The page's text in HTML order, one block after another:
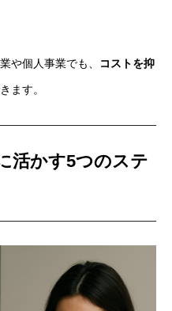
や個人事業でも、 コストを抑
ます。
活かす5つのステ